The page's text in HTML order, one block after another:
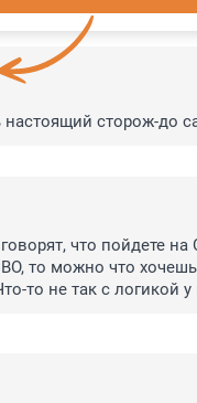
сторож-до
что пойдете
то можно что
то не так с логикой у